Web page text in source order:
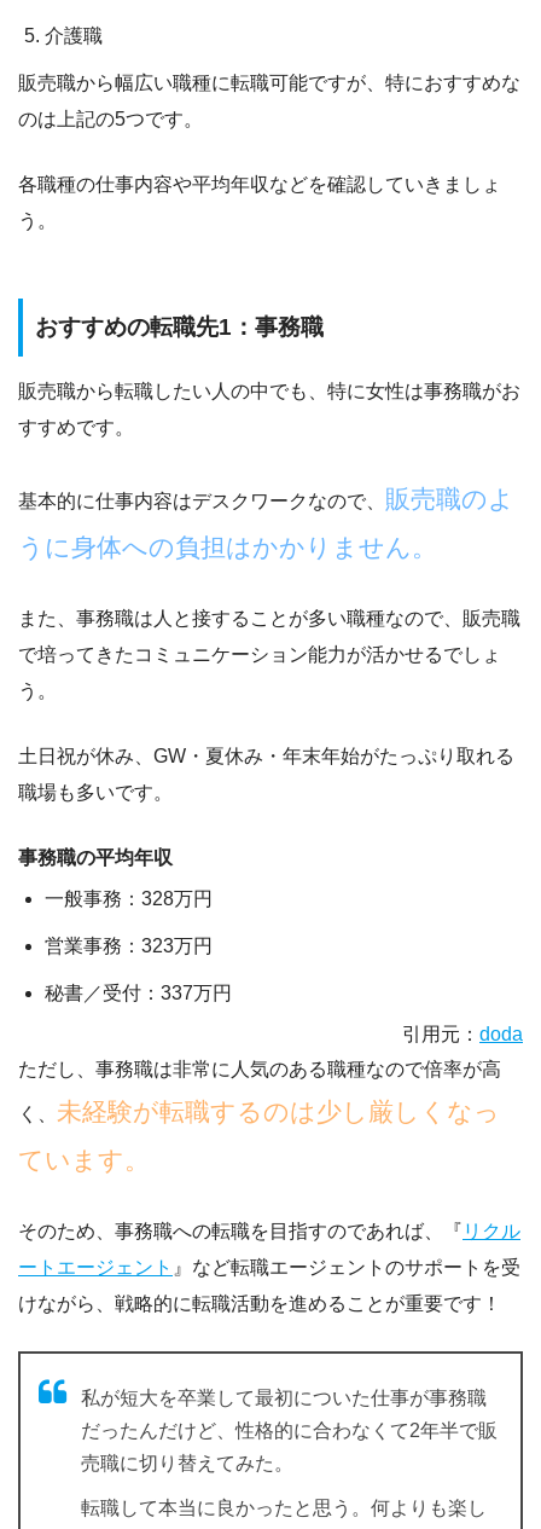
介護職
販売職から幅広い職種に転職可能ですが、特におすすめな
のは上記の5つです。
各職種の仕事内容や平均年収などを確認していきましょ
う。
おすすめの転職先1：事務職
販売職から転職したい人の中でも、特に女性は事務職がお
すすめです。
基本的に仕事内容はデスクワークなので、 販売職のよ
うに身体への負担はかかりません。
また、事務職は人と接することが多い職種なので、販売職
で培ってきたコミュニケーション能力が活かせるでしょ
う。
土日祝が休み、GW・夏休み・年末年始がたっぷり取れる
職場も多いです。
事務職の平均年収
一般事務：328万円
営業事務：323万円
秘書／受付：337万円
引用元： doda
ただし、事務職は非常に人気のある職種なので倍率が高
く、 未経験が転職するのは少し厳しくなっ
ています。
そのため、事務職への転職を目指すのであれば、『 リクル
ートエージェント 』など転職エージェントのサポートを受
けながら、戦略的に転職活動を進めることが重要です！
私が短大を卒業して最初についた仕事が事務職
だったんだけど、性格的に合わなくて2年半で販
売職に切り替えてみた。
転職して本当に良かったと思う。何よりも楽し